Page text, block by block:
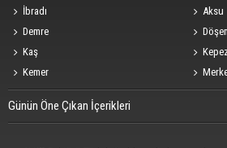
İbradı
Demre
Kaş
Kemer
Aksu
Günün Öne Çıkan İçerikleri